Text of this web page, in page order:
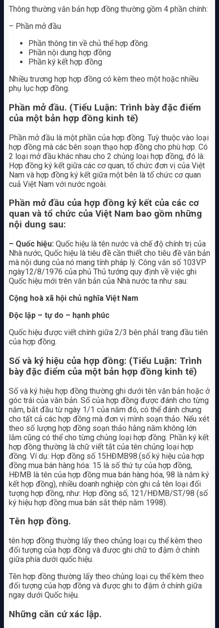
Thông thường văn bản hợp đồng thường gồm 4 phần chính:
– Phần mở đầu
Phần thông tin về chủ thể hợp đồng.
Phần nội dung hợp đồng
Phần ký kết hợp đồng
Nhiều trương hợp hợp đồng có kèm theo một hoặc nhiều
phụ lục hợp đồng.
Phần mở đầu. (Tiểu Luận: Trình bày đặc điểm
của một bản hợp đồng kinh tế)
Phần mở đầu là một phần của hợp đồng. Tuỳ thuộc vào loại
hợp đồng mà các bên soạn thạo hợp đồng cho phù hợp. Có
2 loại mở đầu khác nhau cho 2 chủng loại hợp đồng, đó là:
Hợp đồng ký kết giữa các cơ quan, tổ chức đơn vị của Việt
Nam và hợp đồng ký kết giữa một bên là tổ chức cơ quan
cuả Việt Nam với nước ngoài.
Phần mở đầu của hợp đồng ký kết của các cơ
quan và tổ chức của Việt Nam bao gồm những
nội dung sau:
– Quốc hiệu: Quốc hiệu là tên nước và chế độ chính trị của
Nhà nước, Quốc hiệu là tiêu đề cần thiết cho tiêu đề văn bản
mà nội dung của nó mang tính pháp lý. Công văn số 103VP
ngày12/8/1976 của phủ Thủ tướng quy định về việc ghi
Quốc hiệu mới trên văn bản của Nhà nước ta như sau:
Cộng hoà xã hội chủ nghĩa Việt Nam
Độc lập – tự do – hạnh phúc
Quốc hiệu được viết chính giữa 2/3 bên phảI trang đầu tiên
của hợp đồng.
Số và ký hiệu của hợp đồng: (Tiểu Luận: Trình
bày đặc điểm của một bản hợp đồng kinh tế)
Số và ký hiệu hợp đồng thường ghi dưới tên văn bản hoặc ở
góc trái của văn bản. Số của hợp đồng được đánh cho từng
năm, bắt đầu từ ngày 1/1 của năm đó, có thể đánh chung
cho tất cả các hợp đồng mà đơn vị mình soạn thảo. Nếu xét
theo số lượng hợp đồng soạn thảo hằng năm không lớn
lắm cũng có thể cho từng chủng loại hợp đồng. Phần ký kết
hợp đồng thường là chữ viết tắt của tên chủng loại hợp
đồng. Ví dụ: Hợp đồng số 15HĐMB98.(số ký hiệu của hợp
đồng mua bán hàng hóa: 15 là số thứ tự của hợp đồng,
HĐMB là tên của hợp đồng mua bán hàng hóa, 98 là năm ký
kết hợp đồng), nhiều doanh nghiệp còn ghi cả tên loại đối
tượng hợp đồng, như: Hợp đồng số; 121/HĐMB/ST/98 (số
ký hiệu hợp đồng mua bán sắt thép năm 1998).
Tên hợp đồng.
tên hợp đồng thường lấy theo chủng loại cụ thể kèm theo
đối tượng của hợp đồng và được ghi chữ to đậm ở chính
giữa phía dưới quốc hiệu.
Tên hợp đồng thường lấy theo chủng loại cụ thể kèm theo
đối tượng của hợp đồng và được ghi to đậm ở chính giữa
ngay dưới Quốc hiệu.
Những căn cứ xác lập.